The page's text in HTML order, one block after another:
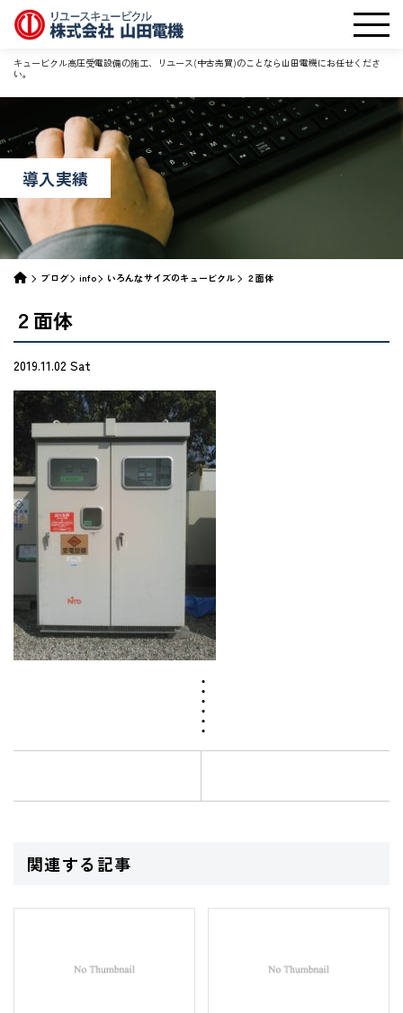
キュービクル高圧受電設備の施工、リユース(中古売買)のことなら山田電機にお任せくださ
い。
導入実績
ブログ info いろんなサイズのキュービクル ２面体
２面体
2019.11.02 Sat
関連する記事